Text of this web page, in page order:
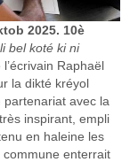
2025. 10è
bel koté ki ni
Raphaël
la dikté kréyol
avec la
inspirant, empli
en haleine les
commune enterrait